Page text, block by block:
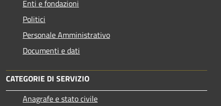
Enti e fondazioni
Politici
Personale Amministrativo
Documenti e dati
CATEGORIE DI SERVIZIO
Anagrafe e stato civile